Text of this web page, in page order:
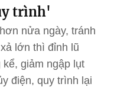
trình'
nửa ngày, tránh
lớn thì đỉnh lũ
giảm ngập lụt
điện, quy trình lại